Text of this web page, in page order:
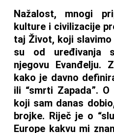
Nažalost, mnogi
kulture i civilizacije
taj Život, koji
su od uređivanja
njegovu Evanđelju.
kako je davno
ili “smrti Zapada”.
koji sam danas
brojke. Riječ je o
Europe kakvu mi